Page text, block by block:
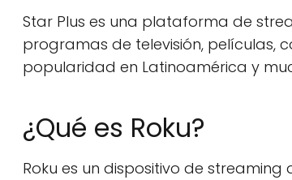
Star Plus es una plataforma de
programas de televisión, películas,
popularidad en Latinoamérica y
¿Qué es Roku?
Roku es un dispositivo de